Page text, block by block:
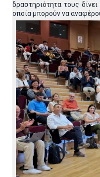
δραστηριότητα τους
οποία μπορούν να